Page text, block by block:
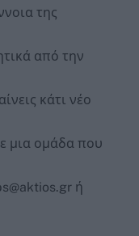
της
από την
κάτι νέο
μια ομάδα που
ή